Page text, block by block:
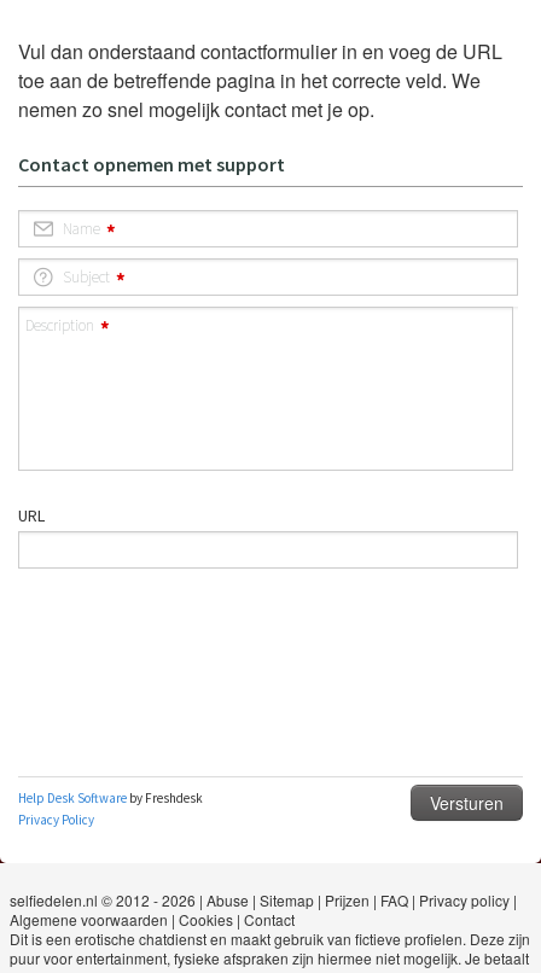
Vul dan onderstaand contactformulier in en voeg de URL
toe aan de betreffende pagina in het correcte veld. We
nemen zo snel mogelijk contact met je op.
selfiedelen.nl © 2012 - 2026 | Abuse | Sitemap| Prijzen | FAQ| Privacy policy|
Algemene voorwaarden | Cookies| Contact
Dit is een erotische chatdienst en maakt gebruik van fictieve profielen. Deze zijn
puur voor entertainment, fysieke afspraken zijn hiermee niet mogelijk. Je betaalt